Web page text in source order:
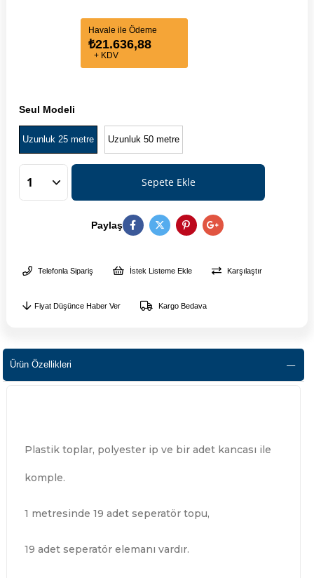
Havale ile Ödeme
₺21.636,88
+ KDV
Seul Modeli
Uzunluk 25 metre Uzunluk 50 metre
Paylaş
Telefonla Sipariş İstek Listeme Ekle Karşılaştır
Fiyat Düşünce Haber Ver Kargo Bedava
Ürün Özellikleri
Plastik toplar, polyester ip ve bir adet kancası ile
komple.
1 metresinde 19 adet seperatör topu,
19 adet seperatör elemanı vardır.